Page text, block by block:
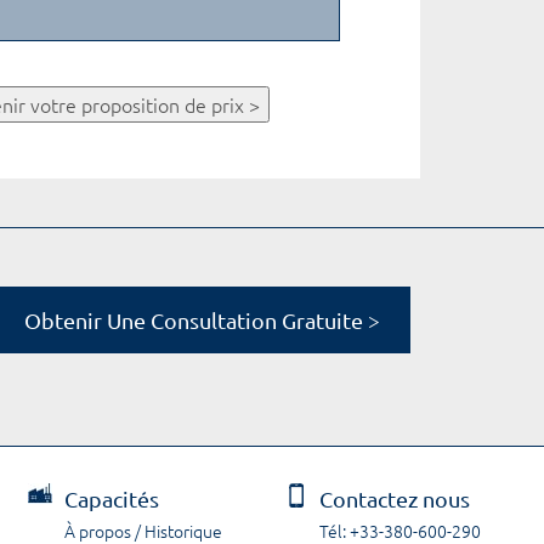
votre proposition de prix >
Obtenir Une Consultation Gratuite >
Capacités
À propos / Historique
Contactez nous
Tél: +33-380-600-290